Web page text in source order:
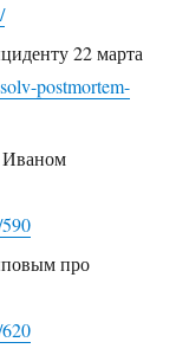
22 марта
postmortem-
про